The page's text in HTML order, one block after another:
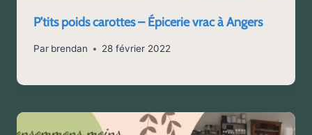
P’tits poids carottes – Épicerie vrac à Angers
Par brendan 28 février 2022